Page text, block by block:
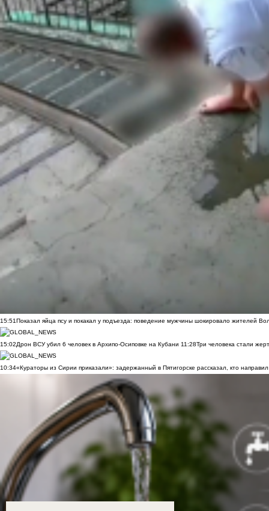
15:51Показал яйца псу и покакал у подъезда: поведение мужчины шокировало жителей
15:02Дрон ВСУ убил 6 человек в Архипо-Осиповке на Кубани 11:28Три человека стали
10:34«Кураторы из Сирии приказали»: задержанный в Пятигорске рассказал, кто направил